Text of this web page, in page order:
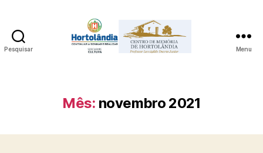
Pesquisar
Centro
de
de
Menu
Mês: novembro 2021